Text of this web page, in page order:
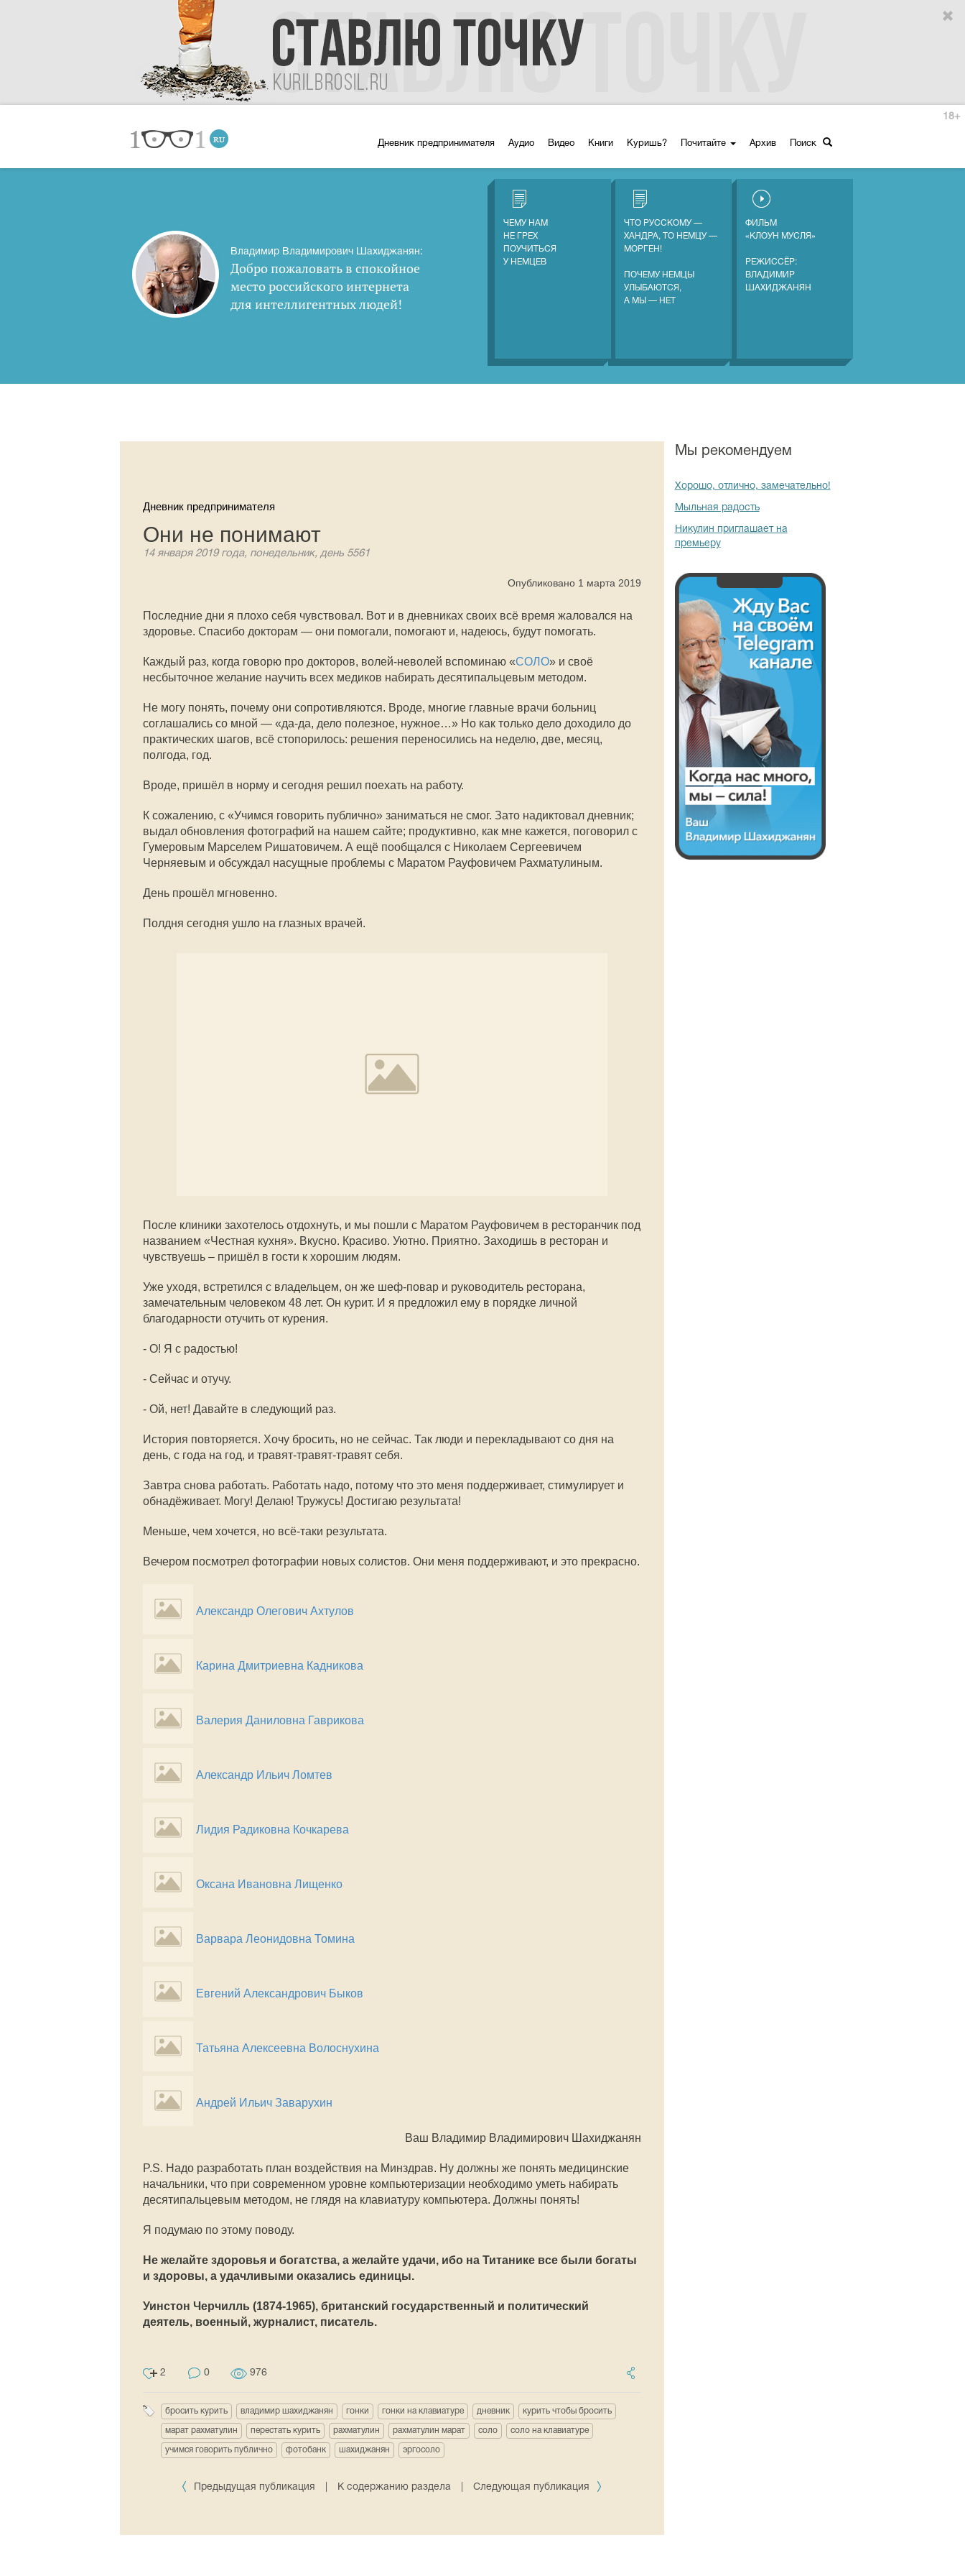
Дневник предпринимателя Аудио Видео Книги Куришь? Почитайте Архив Поиск
18+
Владимир Владимирович Шахиджанян:
Добро пожаловать в спокойное
место российского интернета
для интеллигентных людей!
ЧЕМУ НАМ
НЕ ГРЕХ
ПОУЧИТЬСЯ
У НЕМЦЕВ
ЧТО РУССКОМУ —
ХАНДРА, ТО НЕМЦУ —
МОРГЕН!
ПОЧЕМУ НЕМЦЫ
УЛЫБАЮТСЯ,
А МЫ — НЕТ
ФИЛЬМ
«КЛОУН МУСЛЯ»
РЕЖИССЁР:
ВЛАДИМИР
ШАХИДЖАНЯН
Дневник предпринимателя
Они не понимают
14 января 2019 года, понедельник, день 5561
Опубликовано 1 марта 2019
Последние дни я плохо себя чувствовал. Вот и в дневниках своих всё время жаловался на
здоровье. Спасибо докторам — они помогали, помогают и, надеюсь, будут помогать.
Каждый раз, когда говорю про докторов, волей-неволей вспоминаю «СОЛО» и своё
несбыточное желание научить всех медиков набирать десятипальцевым методом.
Не могу понять, почему они сопротивляются. Вроде, многие главные врачи больниц
соглашались со мной — «да-да, дело полезное, нужное…» Но как только дело доходило до
практических шагов, всё стопорилось: решения переносились на неделю, две, месяц,
полгода, год.
Вроде, пришёл в норму и сегодня решил поехать на работу.
К сожалению, с «Учимся говорить публично» заниматься не смог. Зато надиктовал дневник;
выдал обновления фотографий на нашем сайте; продуктивно, как мне кажется, поговорил с
Гумеровым Марселем Ришатовичем. А ещё пообщался с Николаем Сергеевичем
Черняевым и обсуждал насущные проблемы с Маратом Рауфовичем Рахматулиным.
День прошёл мгновенно.
Полдня сегодня ушло на глазных врачей.
После клиники захотелось отдохнуть, и мы пошли с Маратом Рауфовичем в ресторанчик под
названием «Честная кухня». Вкусно. Красиво. Уютно. Приятно. Заходишь в ресторан и
чувствуешь – пришёл в гости к хорошим людям.
Уже уходя, встретился с владельцем, он же шеф-повар и руководитель ресторана,
замечательным человеком 48 лет. Он курит. И я предложил ему в порядке личной
благодарности отучить от курения.
- О! Я с радостью!
- Сейчас и отучу.
- Ой, нет! Давайте в следующий раз.
История повторяется. Хочу бросить, но не сейчас. Так люди и перекладывают со дня на
день, с года на год, и травят-травят-травят себя.
Завтра снова работать. Работать надо, потому что это меня поддерживает, стимулирует и
обнадёживает. Могу! Делаю! Тружусь! Достигаю результата!
Меньше, чем хочется, но всё-таки результата.
Вечером посмотрел фотографии новых солистов. Они меня поддерживают, и это прекрасно.
Александр Олегович Ахтулов
Карина Дмитриевна Кадникова
Валерия Даниловна Гаврикова
Александр Ильич Ломтев
Лидия Радиковна Кочкарева
Оксана Ивановна Лищенко
Варвара Леонидовна Томина
Евгений Александрович Быков
Татьяна Алексеевна Волоснухина
Андрей Ильич Заварухин
Ваш Владимир Владимирович Шахиджанян
P.S. Надо разработать план воздействия на Минздрав. Ну должны же понять медицинские
начальники, что при современном уровне компьютеризации необходимо уметь набирать
десятипальцевым методом, не глядя на клавиатуру компьютера. Должны понять!
Я подумаю по этому поводу.
Не желайте здоровья и богатства, а желайте удачи, ибо на Титанике все были богаты
и здоровы, а удачливыми оказались единицы.
Уинстон Черчилль (1874-1965), британский государственный и политический
деятель, военный, журналист, писатель.
2 0 976
бросить курить владимир шахиджанян гонки гонки на клавиатуре дневник курить чтобы бросить
марат рахматулин перестать курить рахматулин рахматулин марат соло соло на клавиатуре
учимся говорить публично фотобанк шахиджанян эргосоло
Предыдущая публикация К содержанию раздела Следующая публикация
Мы рекомендуем
Хорошо, отлично, замечательно!
Мыльная радость
Никулин приглашает на
премьеру